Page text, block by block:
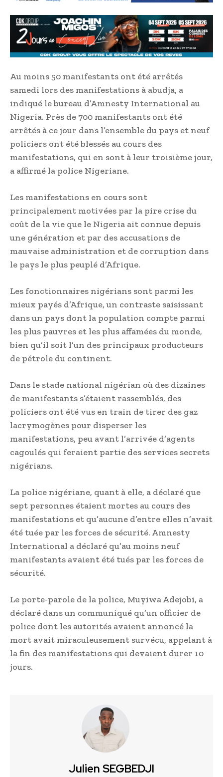
Au moins 50 manifestants ont été arrêtés
samedi lors des manifestations à abudja, a
indiqué le bureau d’Amnesty International au
Nigeria. Près de 700 manifestants ont été
arrêtés à ce jour dans l’ensemble du pays et neuf
policiers ont été blessés au cours des
manifestations, qui en sont à leur troisième jour,
a affirmé la police Nigeriane.
Les manifestations en cours sont
principalement motivées par la pire crise du
coût de la vie que le Nigeria ait connue depuis
une génération et par des accusations de
mauvaise administration et de corruption dans
le pays le plus peuplé d’Afrique.
Les fonctionnaires nigérians sont parmi les
mieux payés d’Afrique, un contraste saisissant
dans un pays dont la population compte parmi
les plus pauvres et les plus affamées du monde,
bien qu’il soit l’un des principaux producteurs
de pétrole du continent.
Dans le stade national nigérian où des dizaines
de manifestants s’étaient rassemblés, des
policiers ont été vus en train de tirer des gaz
lacrymogènes pour disperser les
manifestations, peu avant l’arrivée d’agents
cagoulés qui feraient partie des services secrets
nigérians.
La police nigériane, quant à elle, a déclaré que
sept personnes étaient mortes au cours des
manifestations et qu’aucune d’entre elles n’avait
été tuée par les forces de sécurité. Amnesty
International a déclaré qu’au moins neuf
manifestants avaient été tués par les forces de
sécurité.
Le porte-parole de la police, Muyiwa Adejobi, a
déclaré dans un communiqué qu’un officier de
police dont les autorités avaient annoncé la
mort avait miraculeusement survécu, appelant à
la fin des manifestations qui devaient durer 10
jours.
Julien SEGBEDJI